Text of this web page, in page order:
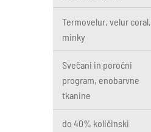
Termovelur, velur coral,
minky
Svečani in poročni
program, enobarvne
tkanine
do 40% količinski